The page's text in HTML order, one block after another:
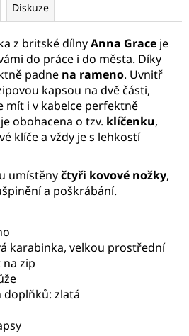
Diskuze
z britské dílnyAnna Grace je
do práce i do města. Díky
padne na rameno. Uvnitř
kapsou na dvě části,
mít i v kabelce perfektně
obohacena o tzv. klíčenku,
klíče a vždy je s lehkostí
umístěnyčtyři kovové nožky,
a poškrábání.
karabinka, velkou prostřední
na zip
doplňků: zlatá